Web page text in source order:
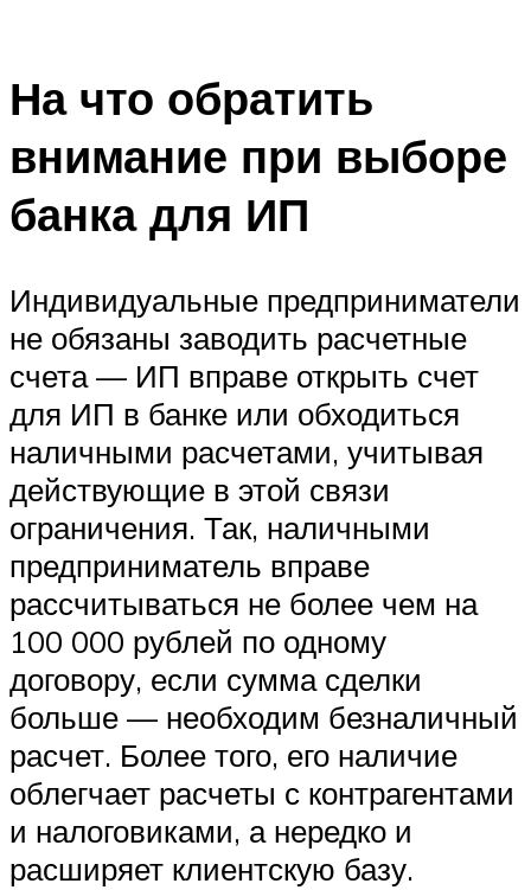
На что обратить
внимание при выборе
банка для ИП
Индивидуальные предприниматели
не обязаны заводить расчетные
счета — ИП вправе открыть счет
для ИП в банке или обходиться
наличными расчетами, учитывая
действующие в этой связи
ограничения. Так, наличными
предприниматель вправе
рассчитываться не более чем на
100 000 рублей по одному
договору, если сумма сделки
больше — необходим безналичный
расчет. Более того, его наличие
облегчает расчеты с контрагентами
и налоговиками, а нередко и
расширяет клиентскую базу.